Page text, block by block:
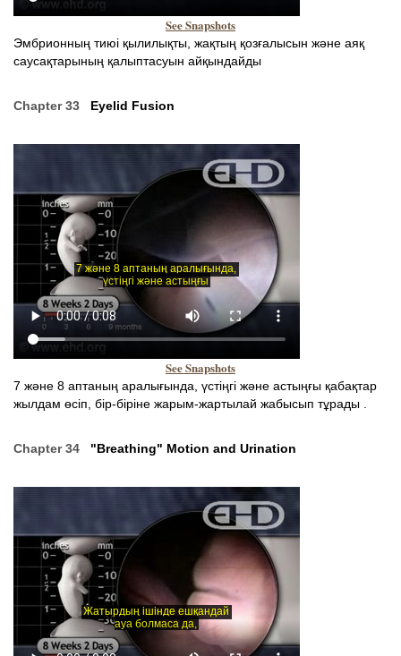
See Snapshots
Эмбрионның тиюі қылилықты, жақтың қозғалысын және аяқ
саусақтарының қалыптасуын айқындайды
Chapter 33 Eyelid Fusion
See Snapshots
7 және 8 аптаның аралығында, үстіңгі және астыңғы қабақтар
жылдам өсіп, бір-біріне жарым-жартылай жабысып тұрады .
Chapter 34 "Breathing" Motion and Urination